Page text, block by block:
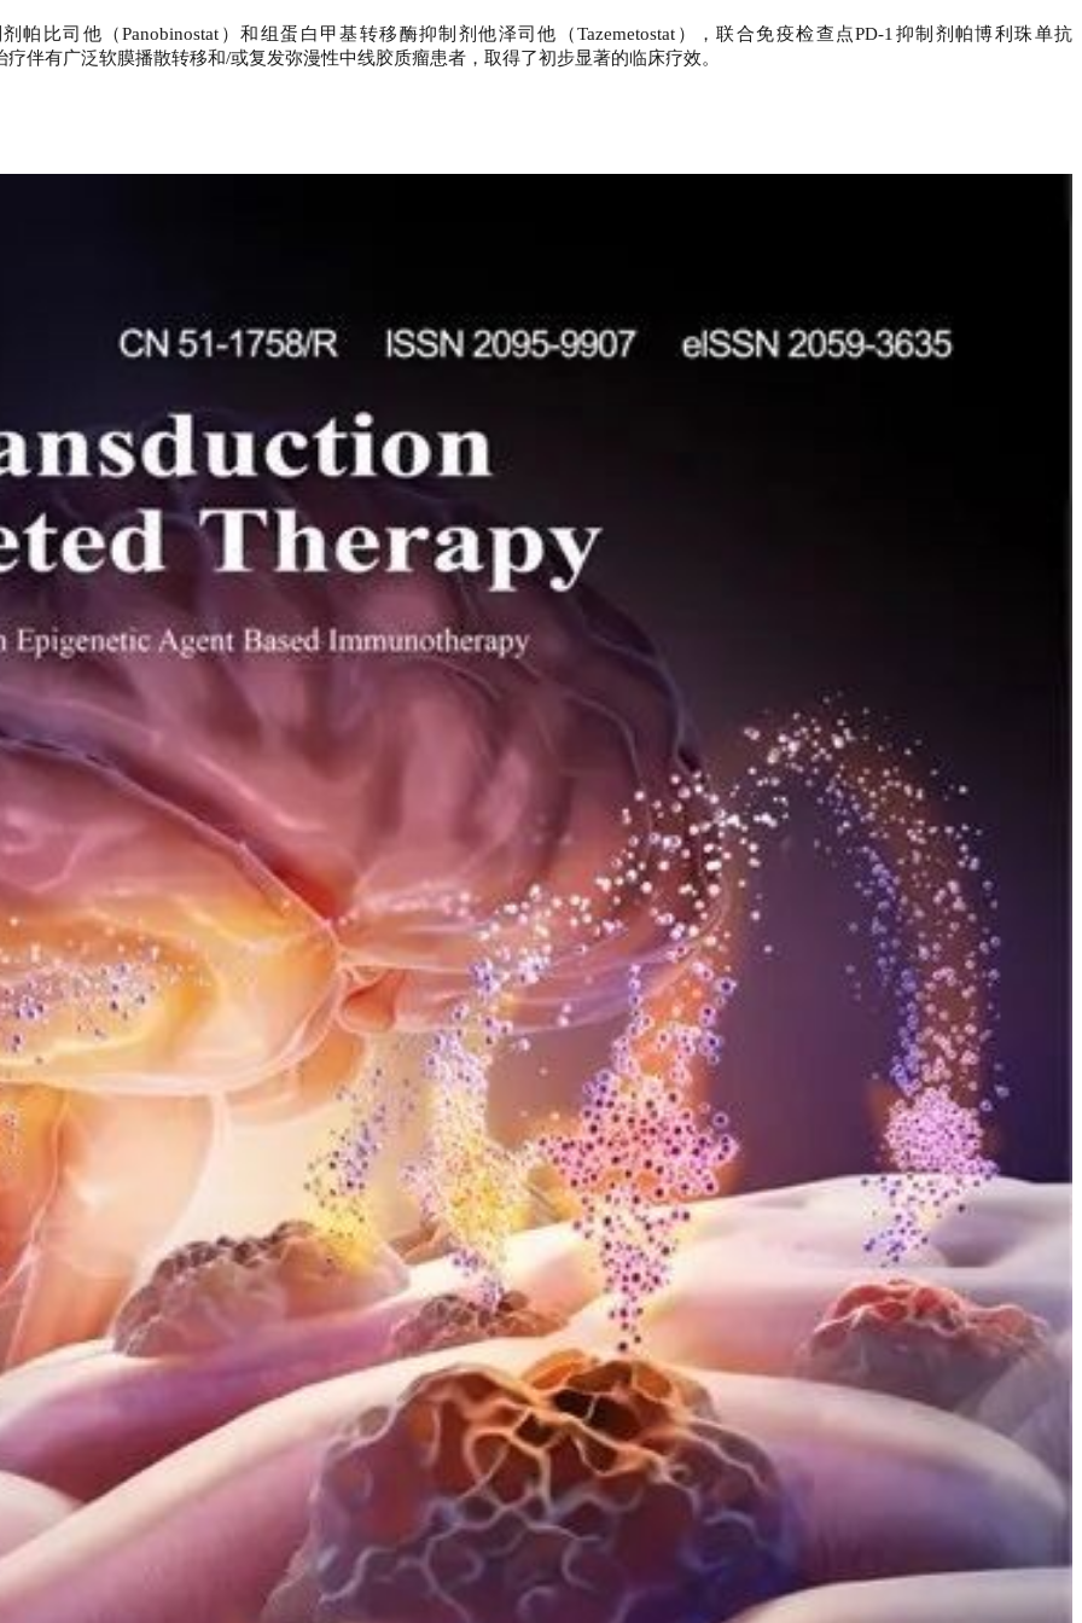
帕比司他（Panobinostat ）和组蛋白甲基转移酶抑制剂他泽司他（Tazemetostat ），联合免疫检查点PD-1 抑制剂帕博利珠单抗
疗伴有广泛软膜播散转移和/或复发弥漫性中线胶质瘤患者，取得了初步显著的临床疗效。